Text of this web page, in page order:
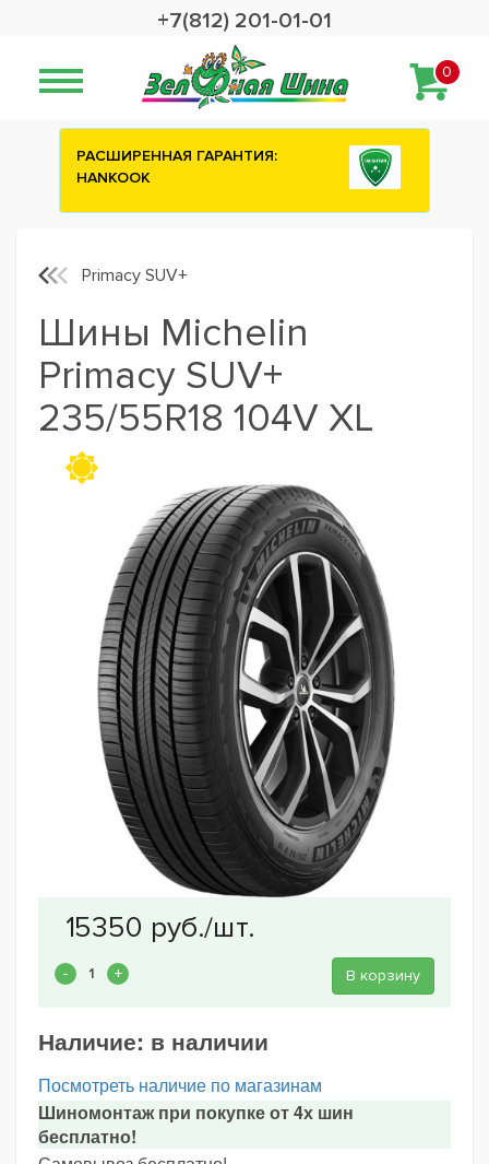
+7(812) 201-01-01
0
Сashback 2500 рублей на зимние
Primacy SUV+
Шины Michelin
Primacy SUV+
235/55R18 104V XL
В корзину
Наличие: в наличии
Посмотреть наличие по магазинам
Шиномонтаж при покупке от 4х шин
бесплатно!